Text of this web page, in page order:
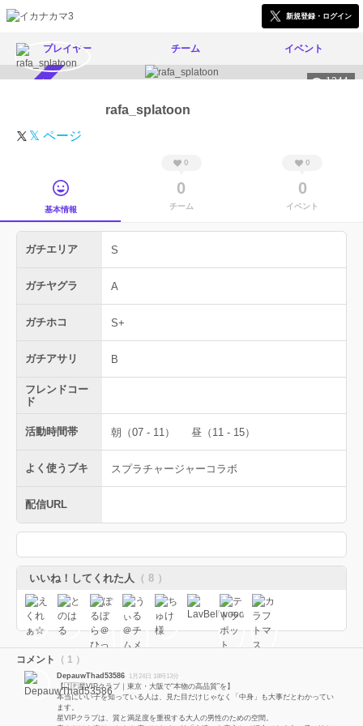
新規登録・ログイン
プレイヤー チーム イベント
1344
rafa_splatoon
𝕏 ページ
基本情報
0
0
チーム
0
0
イベント
ガチエリア S
ガチヤグラ A
ガチホコ S+
ガチアサリ B
フレンドコー
ド
活動時間帯 朝（07 - 11） 昼（11 - 15）
よく使うブキ スプラチャージャーコラボ
配信URL
いいね！してくれた人 （ 8 ）
コメント （ 1 ）
DepauwThad53586 1月24日 18時13分
【🇯🇵星VIPクラブ｜東京・大阪で“本物の高品質”を】
本当にいい子を知っている人は、見た目だけじゃなく「中身」も大事だとわかってい
ます。
星VIPクラブは、質と満足度を重視する大人の男性のための空間。